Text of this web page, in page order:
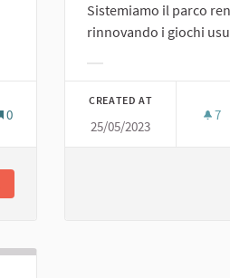
MI MUOVO E IMPARO
0
Sistemiamo il parco
rinnovando i giochi
CREATED AT
25/05/2023
7